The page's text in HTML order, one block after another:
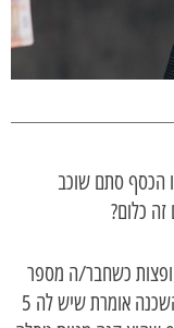
הכסף סתם שוכב
כלום?
כשחבר/ה מספר
על כסף שהרוויח/ה בהשקעה בביטקויין, או כשהשכנה אומרת שיש לה 5